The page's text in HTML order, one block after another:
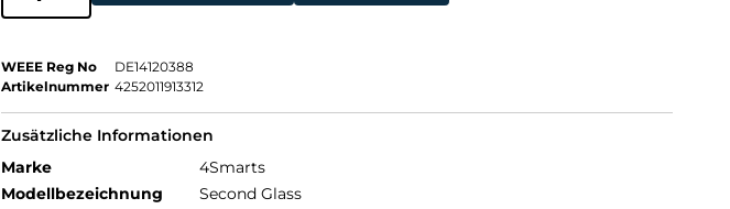
WEEE Reg No
DE14120388
Artikelnummer 4252011913312
Zusätzliche Informationen
Marke
4Smarts
Modellbezeichnung
Second Glass